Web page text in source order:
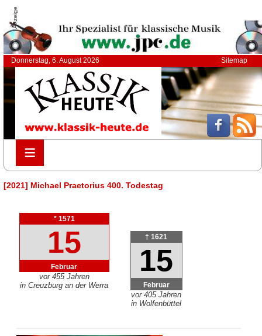
Anzeige
Donnerstag, 6. August 2026 Sitemap
≡
≡
[2021] Michael Praetorius 400. Todestag
* 1571
15
Februar
vor 455 Jahren
in Creuzburg an der Werra
† 1621
15
Februar
vor 405 Jahren
in Wolfenbüttel